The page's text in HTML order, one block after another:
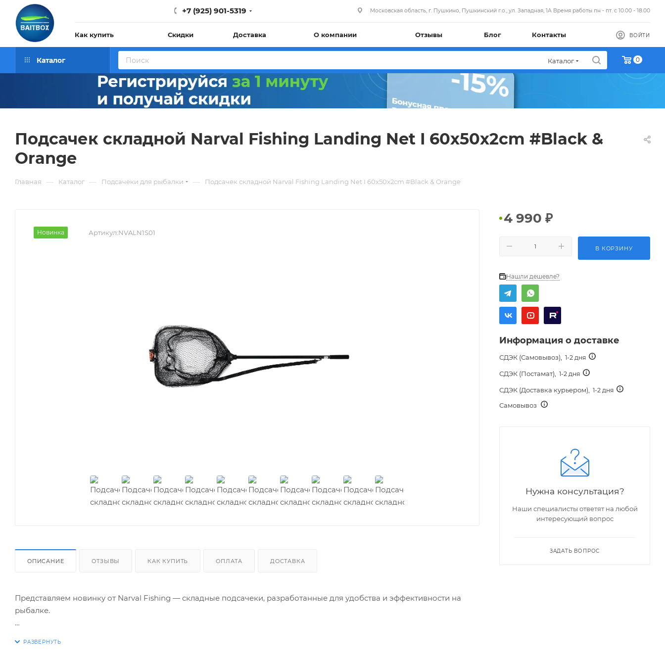
+7 (925) 901-5319 Московская область, г. Пушкино, Пушкинский г.о., ул. Западная, 1А Время работы пн - пт. с 10.00 - 18.00
Как купить Скидки Доставка О компании Отзывы Блог Контакты ВОЙТИ
Каталог Каталог 0
Подсачек складной Narval Fishing Landing Net I 60x50x2cm #Black &
Orange
Главная — Каталог — Подсачеки для рыбалки — Подсачек складной Narval Fishing Landing Net I 60x50x2cm #Black & Orange
Новинка Артикул:NVALN1S01
ОПИСАНИЕ ОТЗЫВЫ КАК КУПИТЬ ОПЛАТА ДОСТАВКА
Представляем новинку от Narval Fishing — складные подсачеки, разработанные для удобства и эффективности на
рыбалке.
4 990 ₽
В КОРЗИНУ
Нашли дешевле?
Информация о доставке
СДЭК (Самовывоз), 1-2 дня
СДЭК (Постамат), 1-2 дня
СДЭК (Доставка курьером), 1-2 дня
Самовывоз
Нужна консультация?
Наши специалисты ответят на любой
интересующий вопрос
ЗАДАТЬ ВОПРОС